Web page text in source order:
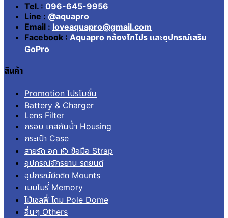
Tel. : 096-645-9956
Line : @aquapro
Email : loveaquapro@gmail.com
Facebook : Aquapro กล้องโกโปร และอุปกรณ์เสริม
GoPro
สินค้า
Promotion โปรโมชั่น
Battery & Charger
Lens Filter
กรอบ เคสกันน้ำ Housing
กระเป๋า Case
สายรัด อก หัว ข้อมือ Strap
อุปกรณ์จักรยาน รถยนต์
อุปกรณ์ยึดติด Mounts
เมมโมรี่ Memory
ไม้เซลฟี่ โดม Pole Dome
อื่นๆ Others